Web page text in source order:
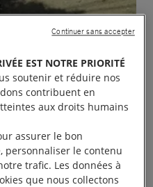
EST NOTRE PRIORITÉ
soutenir et réduire nos
contribuent en
aux droits humains
assurer le bon
personnaliser le contenu
trafic. Les données à
que nous collectons
Continuer sans accepter